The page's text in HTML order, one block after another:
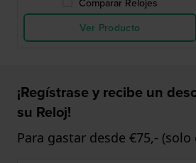
Comparar Relojes
Ver Producto
¡Regístrase y recibe un
su Reloj!
Para gastar desde €75,-